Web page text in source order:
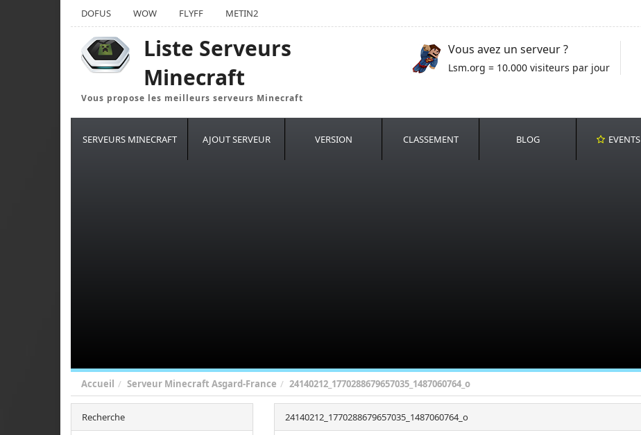
DOFUS WOW FLYFF METIN2
Liste Serveurs
Minecraft
Vous propose les meilleurs serveurs Minecraft
Vous avez un serveur ?
Lsm.org = 10.000 visiteurs par jour
SERVEURS MINECRAFT AJOUT SERVEUR VERSION CLASSEMENT BLOG EVENTS
Accueil Serveur Minecraft Asgard-France 24140212_1770288679657035_1487060764_o
Recherche 24140212_1770288679657035_1487060764_o